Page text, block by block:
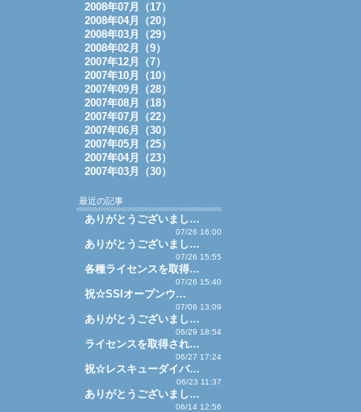
2008年07月（17）
2008年04月（20）
2008年03月（29）
2008年02月（9）
2007年12月（7）
2007年10月（10）
2007年09月（28）
2007年08月（18）
2007年07月（22）
2007年06月（30）
2007年05月（25）
2007年04月（23）
2007年03月（30）
最近の記事
ありがとうございまし…
07/26 16:00
ありがとうございまし…
07/26 15:55
各種ライセンスを取得…
07/26 15:40
祝☆SSIオープンウ…
07/06 13:09
ありがとうございまし…
06/29 18:54
ライセンスを取得され…
06/27 17:24
祝☆レスキューダイバ…
06/23 11:37
ありがとうございまし…
06/14 12:56